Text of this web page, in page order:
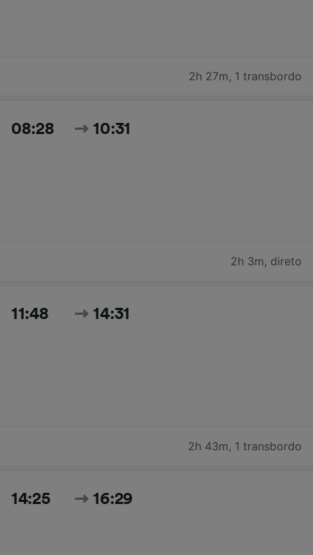
2h 27m, 1 transbordo
08:28 10:31
2h 3m, direto
11:48 14:31
2h 43m, 1 transbordo
14:25 16:29